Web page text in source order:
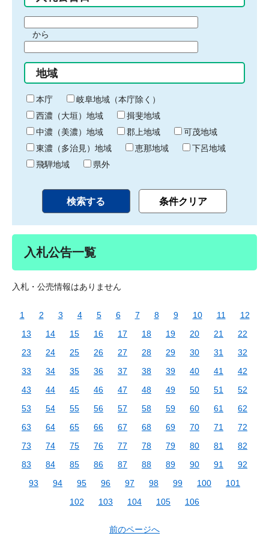
間
始
り
から
間
終
わ
り
地域
本庁
岐阜地域（本庁除く）
西濃（大垣）地域
揖斐地域
中濃（美濃）地域
郡上地域
可茂地域
東濃（多治見）地域
恵那地域
下呂地域
飛騨地域
県外
入札公告一覧
入札・公売情報はありません
1 2 3 4 5 6 7 8 9 10 11
12
13
14 15 16 17 18 19 20 21
22
23
24 25 26 27 28 29 30 31
32
33
34 35 36 37 38 39 40 41
42
43
44 45 46 47 48 49 50 51
52
53
54 55 56 57 58 59 60 61
62
63
64 65 66 67 68 69 70 71
72
73
74 75 76 77 78 79 80 81
82
83
84 85 86 87 88 89 90 91
92
93
94 95 96 97 98 99 100
101
102
103 104 105 106
前のページへ